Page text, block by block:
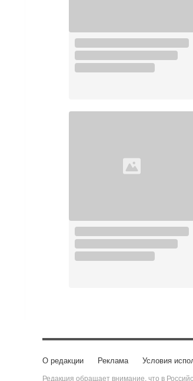
О редакции Реклама Условия
Редакция обращает внимание, что в